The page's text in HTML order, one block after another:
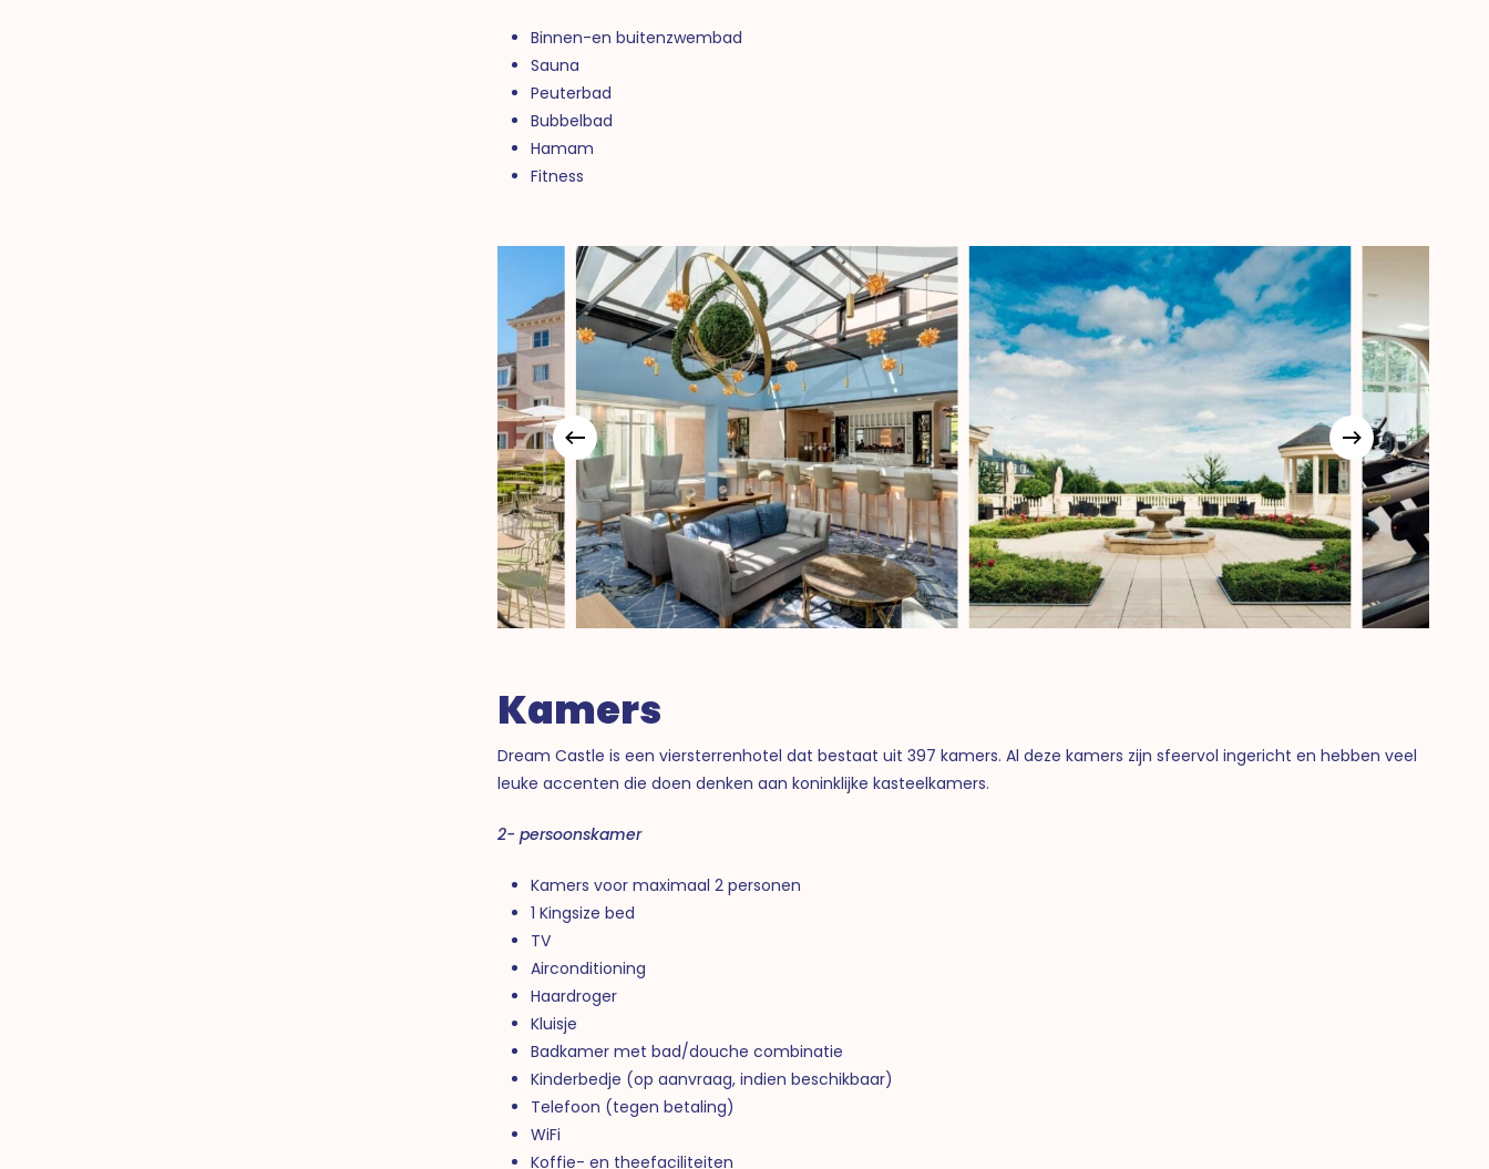
Binnen-en buitenzwembad
Sauna
Peuterbad
Bubbelbad
Hamam
Fitness
Kamers
Dream Castle is een viersterrenhotel dat bestaat uit 397 kamers. Al deze kamers zijn sfeervol ingericht en hebben veel
leuke accenten die doen denken aan koninklijke kasteelkamers.
2- persoonskamer
Kamers voor maximaal 2 personen
1 Kingsize bed
TV
Airconditioning
Haardroger
Kluisje
Badkamer met bad/douche combinatie
Kinderbedje (op aanvraag, indien beschikbaar)
Telefoon (tegen betaling)
WiFi
Koffie- en theefaciliteiten